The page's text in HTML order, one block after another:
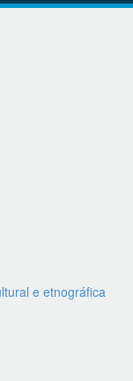
e etnográfica